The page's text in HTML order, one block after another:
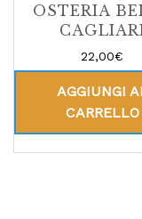
OSTERIA
22,00€
AGGIUNGI
CARRELLO